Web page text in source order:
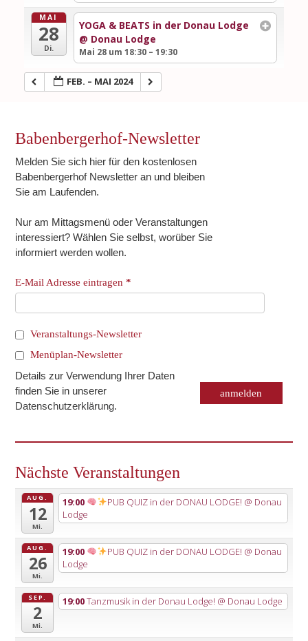
MAI
28
Di.
YOGA & BEATS in der Donau Lodge
@ Donau Lodge
Mai 28 um 18:30 – 19:30
FEB. – MAI 2024
Babenbergerhof-Newsletter
Melden Sie sich hier für den kostenlosen
Babenbergerhof Newsletter an und bleiben
Sie am Laufenden.
Nur am Mittagsmenü oder Veranstaltungen
interessiert? Wählen Sie selbst, worüber Sie
informiert werden wollen.
E-Mail Adresse eintragen*
Veranstaltungs-Newsletter
Menüplan-Newsletter
Details zur Verwendung Ihrer Daten
finden Sie in unserer
Datenschutzerklärung.
Nächste Veranstaltungen
AUG.
12
Mi.
19:00 PUB QUIZ in der DONAU LODGE! @ Donau
Lodge
AUG.
26
Mi.
19:00 PUB QUIZ in der DONAU LODGE! @ Donau
Lodge
SEP.
2
Mi.
19:00Tanzmusik in der Donau Lodge! @ Donau Lodge